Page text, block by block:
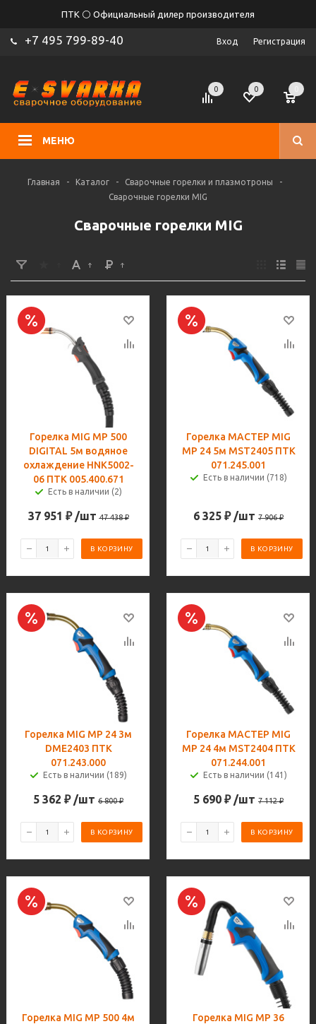
ПТК ⚪ Официальный дилер производителя
+7 495 799-89-40 Вход Регистрация
МЕНЮ
0 0
Главная - Каталог - Сварочные горелки и плазмотроны
-
Сварочные горелки MIG
Сварочные горелки MIG
Горелка MIG MP 500
DIGITAL 5м водяное
охлаждение HNK5002-
06 ПТК 005.400.671
Есть в наличии (2)
37 951 ₽ /шт 47 438₽
В КОРЗИНУ
Горелка МАСТЕР MIG
MP 24 5м MST2405 ПТК
071.245.001
Есть в наличии (718)
6 325 ₽ /шт 7 906₽
В КОРЗИНУ
Горелка MIG MP 24 3м
DME2403 ПТК
071.243.000
Есть в наличии (189)
5 362 ₽ /шт 6 800₽
В КОРЗИНУ
Горелка МАСТЕР MIG
MP 24 4м MST2404 ПТК
071.244.001
Есть в наличии (141)
5 690 ₽ /шт 7 112₽
В КОРЗИНУ
Горелка MIG MP 500 4м
Горелка MIG MP 36